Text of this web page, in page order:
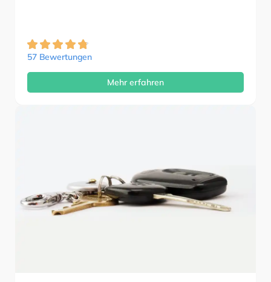
57 Bewertungen
Mehr erfahren